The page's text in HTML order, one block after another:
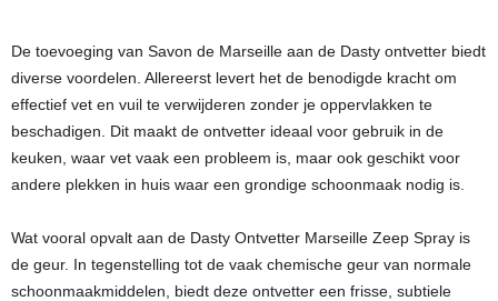
De toevoeging van Savon de Marseille aan de Dasty ontvetter biedt
diverse voordelen. Allereerst levert het de benodigde kracht om
effectief vet en vuil te verwijderen zonder je oppervlakken te
beschadigen. Dit maakt de ontvetter ideaal voor gebruik in de
keuken, waar vet vaak een probleem is, maar ook geschikt voor
andere plekken in huis waar een grondige schoonmaak nodig is.
Wat vooral opvalt aan de Dasty Ontvetter Marseille Zeep Spray is
de geur. In tegenstelling tot de vaak chemische geur van normale
schoonmaakmiddelen, biedt deze ontvetter een frisse, subtiele